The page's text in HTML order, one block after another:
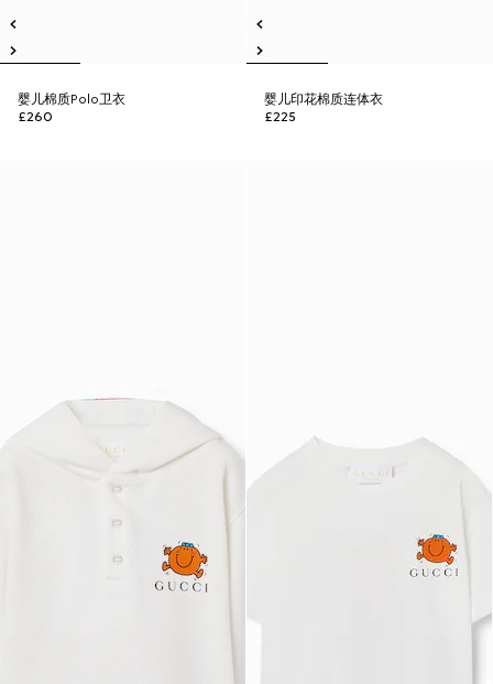
婴儿棉质Polo卫衣
£260
婴儿印花棉质连体衣
£225